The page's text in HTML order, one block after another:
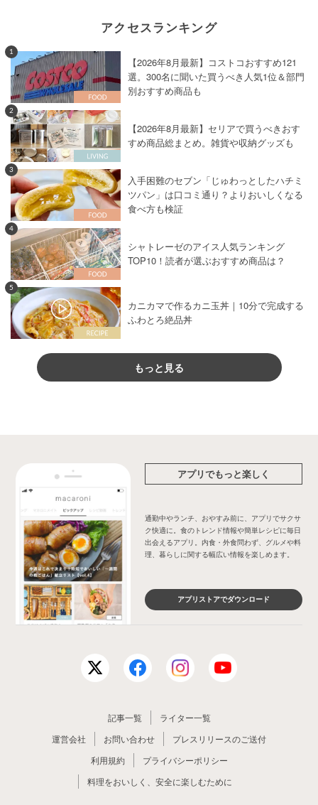
アクセスランキング
1
【2026年8月最新】コストコおすすめ121
選。300名に聞いた買うべき人気1位＆部門
別おすすめ商品も
2
【2026年8月最新】セリアで買うべきおす
すめ商品総まとめ。雑貨や収納グッズも
3
入手困難のセブン「じゅわっとしたハチミ
ツパン」は口コミ通り？よりおいしくなる
食べ方も検証
4
シャトレーゼのアイス人気ランキング
TOP10！読者が選ぶおすすめ商品は？
5
カニカマで作るカニ玉丼｜10分で完成する
ふわとろ絶品丼
もっと見る
アプリでもっと楽しく
通勤中やランチ、おやすみ前に、アプリでサクサ
ク快適に。食のトレンド情報や簡単レシピに毎日
出会えるアプリ。内食・外食問わず、グルメや料
理、暮らしに関する幅広い情報を楽しめます。
アプリストアでダウンロード
記事一覧
ライター一覧
運営会社
お問い合わせ
プレスリリースのご送付
利用規約
プライバシーポリシー
料理をおいしく、安全に楽しむために